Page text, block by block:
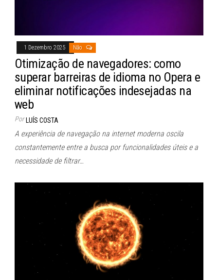
1 Dezembro 2025 Não
Otimização de navegadores: como
superar barreiras de idioma no Opera e
eliminar notificações indesejadas na
web
Por LUÍS COSTA
A experiência de navegação na internet moderna oscila
constantemente entre a busca por funcionalidades úteis e a
necessidade de filtrar…